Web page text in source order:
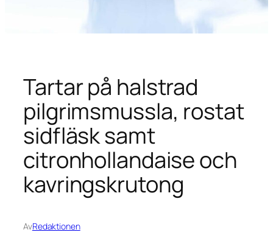
Tartar på halstrad
pilgrimsmussla, rostat
sidfläsk samt
citronhollandaise och
kavringskrutong
AvRedaktionen